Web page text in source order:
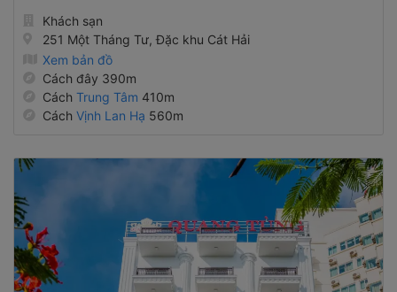
Khách sạn
251 Một Tháng Tư, Đặc khu Cát Hải
Xem bản đồ
Cách đây 390m
Cách Trung Tâm 410m
Cách Vịnh Lan Hạ 560m